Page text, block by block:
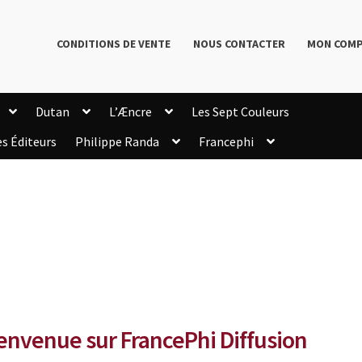
CONDITIONS DE VENTE NOUS CONTACTER MON
Dutan L’Æncre
Les Sept Couleurs
Éditeurs Philippe Randa
Francephi
sur FrancePhi Diffusion